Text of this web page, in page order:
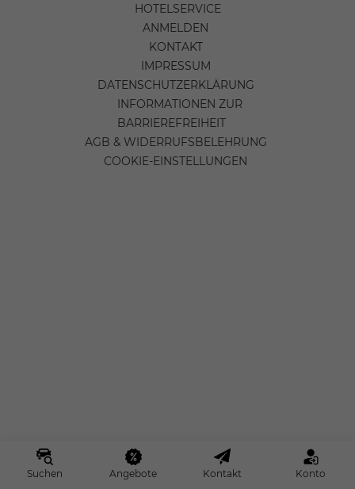
Suchen Angebote Kontakt Konto
HOTELSERVICE
ANMELDEN
KONTAKT
IMPRESSUM
DATENSCHUTZERKLÄRUNG
INFORMATIONEN ZUR
BARRIEREFREIHEIT
AGB & WIDERRUFSBELEHRUNG
COOKIE-EINSTELLUNGEN